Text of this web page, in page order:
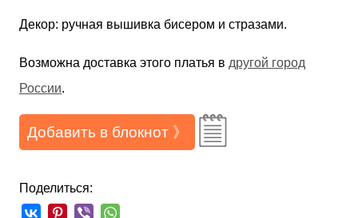
Декор: ручная вышивка бисером и стразами.
Возможна доставка этого платья в другой город
России.
Добавить в блокнот 》
Поделиться: